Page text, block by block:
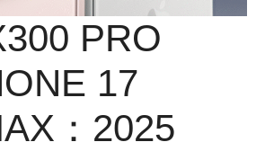
PRO
17
：2025